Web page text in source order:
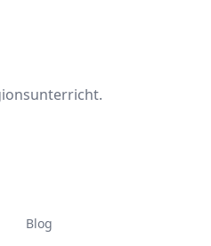
Blog